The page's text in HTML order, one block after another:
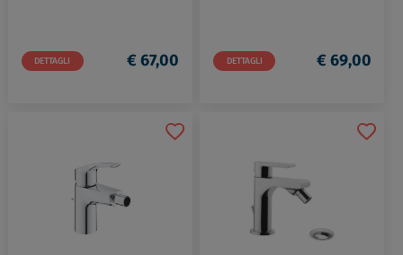
DETTAGLI € 67,00 DETTAGLI € 69,00